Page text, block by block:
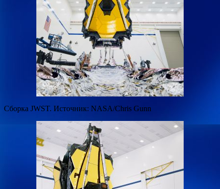
Сборка JWST. Источник: NASA/Chris Gunn